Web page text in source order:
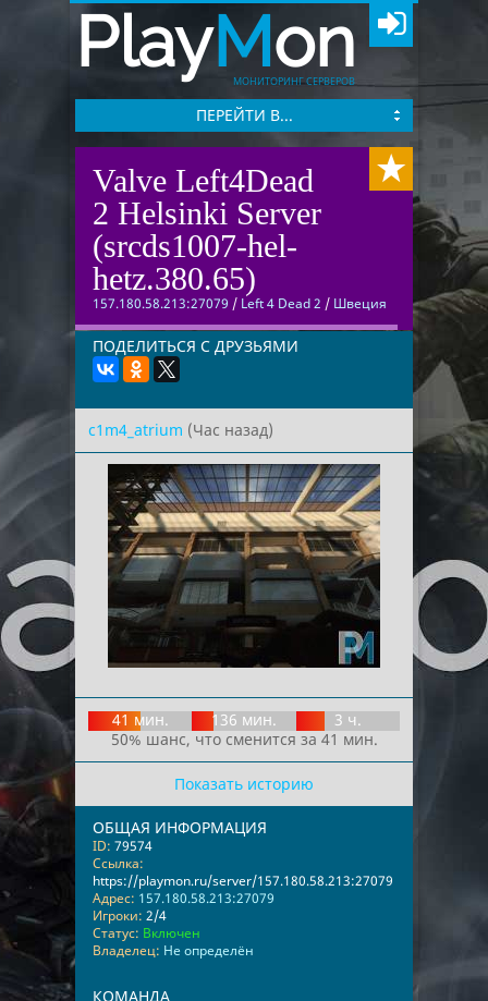
PlayMon
МОНИТОРИНГ СЕРВЕРОВ
ПЕРЕЙТИ В...
Valve Left4Dead
2 Helsinki Server
(srcds1007-hel-
hetz.380.65)
157.180.58.213:27079 / Left 4 Dead 2 / Швеция
ПОДЕЛИТЬСЯ С ДРУЗЬЯМИ
c1m4_atrium (Час назад)
41 мин. 136 мин.
3 ч.
50% шанс, что сменится за 41 мин.
Показать историю
ОБЩАЯ ИНФОРМАЦИЯ
ID: 79574
Ссылка:
https://playmon.ru/server/157.180.58.213:27079
Адрес: 157.180.58.213:27079
Игроки: 2/4
Статус: Включен
Владелец: Не определён
КОМАНДА